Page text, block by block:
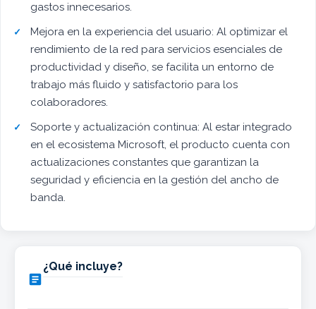
gastos innecesarios.
Mejora en la experiencia del usuario: Al optimizar el
rendimiento de la red para servicios esenciales de
productividad y diseño, se facilita un entorno de
trabajo más fluido y satisfactorio para los
colaboradores.
Soporte y actualización continua: Al estar integrado
en el ecosistema Microsoft, el producto cuenta con
actualizaciones constantes que garantizan la
seguridad y eficiencia en la gestión del ancho de
banda.

¿Qué incluye?